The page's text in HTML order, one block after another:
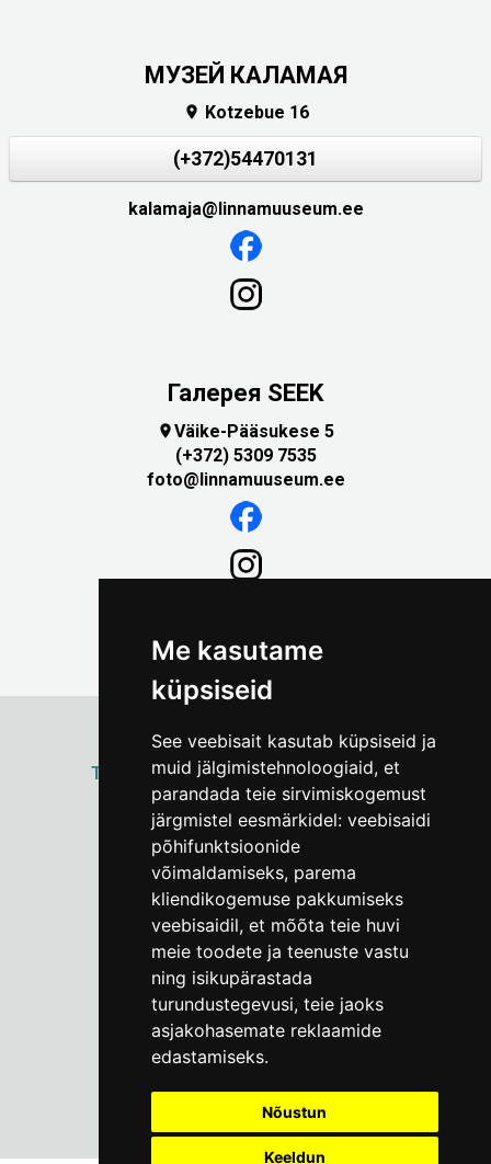
Me kasutame
küpsiseid
See veebisait kasutab küpsiseid ja
muid jälgimistehnoloogiaid, et
parandada teie sirvimiskogemust
järgmistel eesmärkidel: veebisaidi
põhifunktsioonide
võimaldamiseks, parema
kliendikogemuse pakkumiseks
veebisaidil, et mõõta teie huvi
meie toodete ja teenuste vastu
ning isikupärastada
turundustegevusi, teie jaoks
asjakohasemate reklaamide
edastamiseks.
Nõustun
Keeldun
МУЗЕЙ КАЛАМАЯ
 Kotzebue 16
(+372)54470131
kalamaja@linnamuuseum.ee
Галерея SEEK
Väike-Pääsukese 5
(+372) 5309 7535
foto@linnamuuseum.ee
ТАЛЛИННСКИЙГОРОДСКОЙ МУЗЕЙ
Vene 17
Пн–Пт 9–17:(+372) 610 4178
info@linnamuuseum.ee